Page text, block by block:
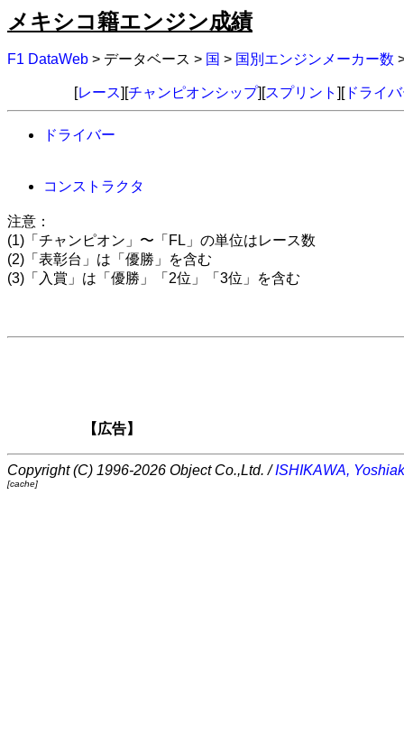
メキシコ籍エンジン成績
F1 DataWeb > データベース > 国 > 国別エンジンメーカー数
[レース][チャンピオンシップ][スプリント ][ドライ
ドライバー
コンストラクタ
注意：
(1)「チャンピオン」〜「FL」の単位はレース数
(2)「表彰台」は「優勝」を含む
(3)「入賞」は「優勝」「2位」「3位」を含む
【広告】
Copyright (C) 1996-2026 Object Co.,Ltd. /ISHIKAWA,
[cache]